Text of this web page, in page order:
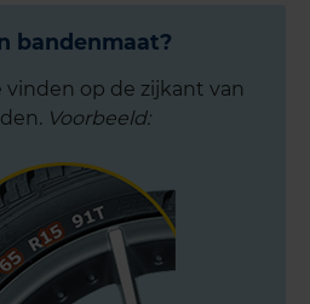
bandenmaat?
vinden op de zijkant van
Voorbeeld: